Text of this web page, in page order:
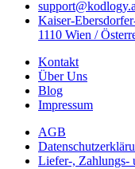
Kaiser-
1110 Wien /
Kontakt
Über Uns
Blog
Impressum
AGB
Liefer-, Zahlungs-